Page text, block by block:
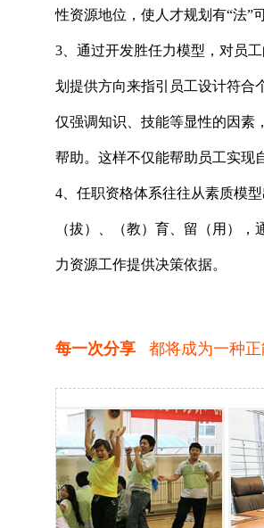
性资源地位，使人才规划有“法”
3、通过开发胜任力模型，对员
划提供方向来指引员工设计符合
仅强调知识、技能等显性的因素
帮助。这样不仅能帮助员工实现
4、任职资格体系往往从素质模
（拔）、（教）育、留（用）
力资源工作提供决策依据。
每一次分享 都将成为一种正